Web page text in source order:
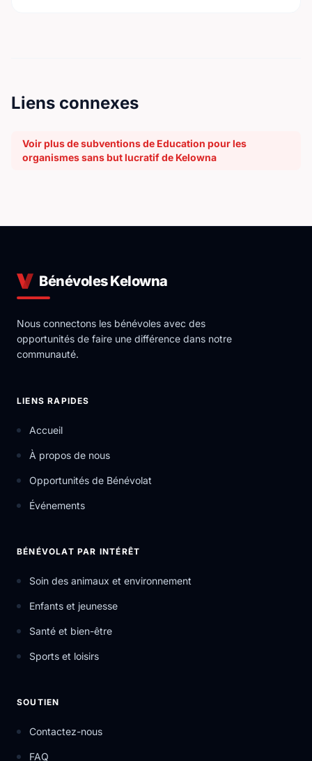
Liens connexes
Voir plus de subventions de Education pour les
organismes sans but lucratif de Kelowna
Bénévoles Kelowna
Nous connectons les bénévoles avec des
opportunités de faire une différence dans notre
communauté.
LIENS RAPIDES
Accueil
À propos de nous
Opportunités de Bénévolat
Événements
BÉNÉVOLAT PAR INTÉRÊT
Soin des animaux et environnement
Enfants et jeunesse
Santé et bien-être
Sports et loisirs
SOUTIEN
Contactez-nous
FAQ